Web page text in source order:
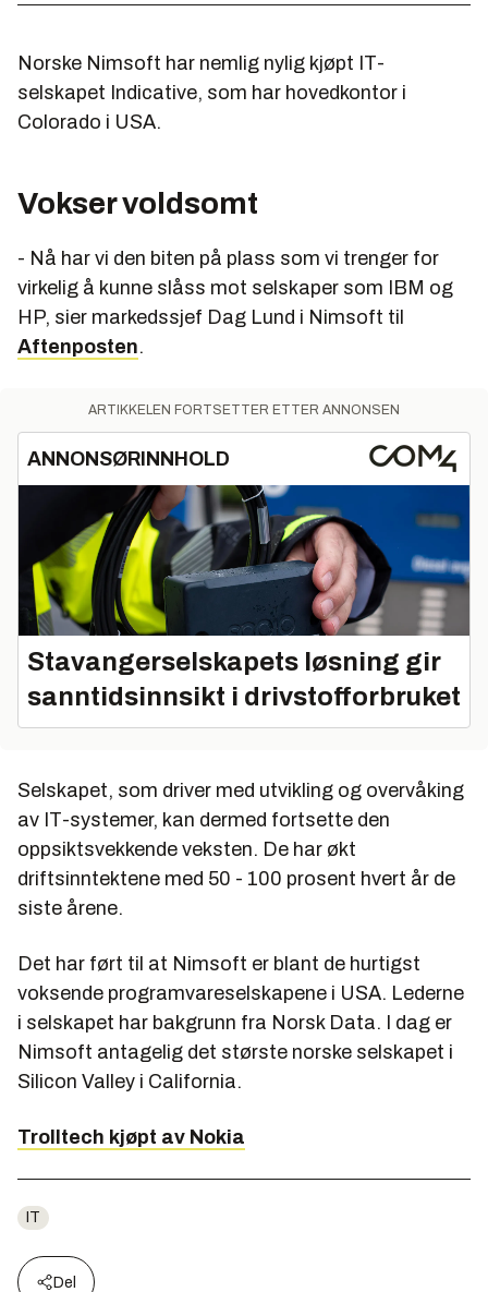
Norske Nimsoft har nemlig nylig kjøpt IT-
selskapet Indicative, som har hovedkontor i
Colorado i USA.
Vokser voldsomt
- Nå har vi den biten på plass som vi trenger for
virkelig å kunne slåss mot selskaper som IBM og
HP, sier markedssjef Dag Lund i Nimsoft til
Aftenposten.
ARTIKKELEN FORTSETTER ETTER ANNONSEN
ANNONSØRINNHOLD
Stavangerselskapets løsning gir
sanntidsinnsikt i drivstofforbruket
Selskapet, som driver med utvikling og overvåking
av IT-systemer, kan dermed fortsette den
oppsiktsvekkende veksten. De har økt
driftsinntektene med 50 - 100 prosent hvert år de
siste årene.
Det har ført til at Nimsoft er blant de hurtigst
voksende programvareselskapene i USA. Lederne
i selskapet har bakgrunn fra Norsk Data. I dag er
Nimsoft antagelig det største norske selskapet i
Silicon Valley i California.
Trolltech kjøpt av Nokia
IT
Del